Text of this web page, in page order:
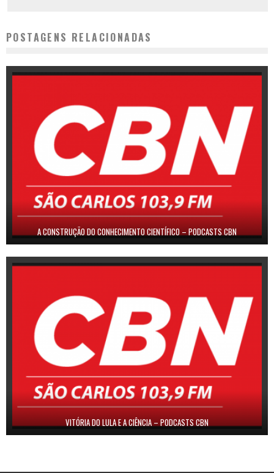
POSTAGENS RELACIONADAS
A CONSTRUÇÃO DO CONHECIMENTO CIENTÍFICO – PODCASTS CBN
VITÓRIA DO LULA E A CIÊNCIA – PODCASTS CBN